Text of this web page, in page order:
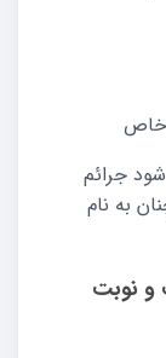
خاص
جرائم
به نام
و نوبت